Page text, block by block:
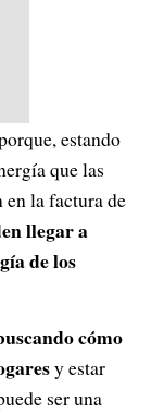
estando
que las
en la factura de
llegar a
de los
cómo
y estar
ser una